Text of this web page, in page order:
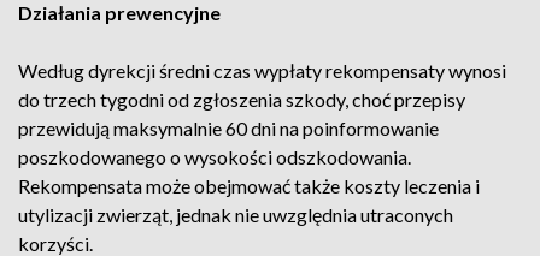
Działania prewencyjne
Według dyrekcji średni czas wypłaty rekompensaty wynosi
do trzech tygodni od zgłoszenia szkody, choć przepisy
przewidują maksymalnie 60 dni na poinformowanie
poszkodowanego o wysokości odszkodowania.
Rekompensata może obejmować także koszty leczenia i
utylizacji zwierząt, jednak nie uwzględnia utraconych
korzyści.